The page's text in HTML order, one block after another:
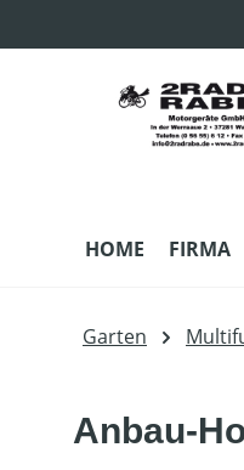
HOME FIRMA
Garten
Anbau-